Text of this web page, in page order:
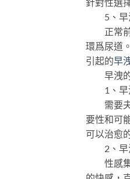
5、早
正常前
環爲尿道
引起的早
早洩的
1、早
需要夫
要性和可
可以治愈
2、早洩
性感集